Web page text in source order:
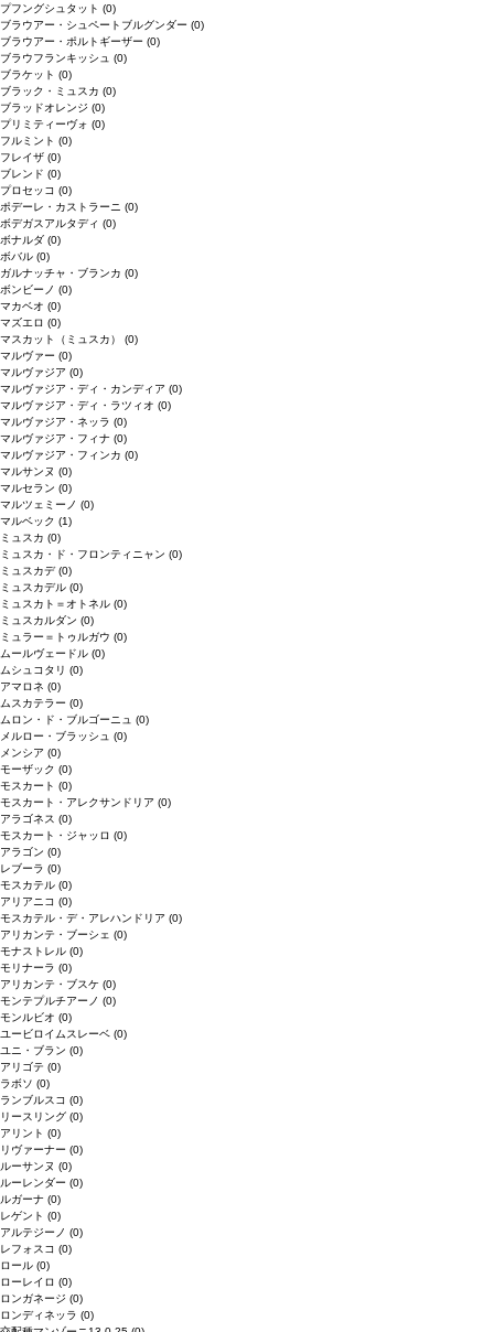
プフングシュタット (0)
ブラウアー・シュペートブルグンダー (0)
ブラウアー・ポルトギーザー (0)
ブラウフランキッシュ (0)
ブラケット (0)
ブラック・ミュスカ (0)
ブラッドオレンジ (0)
プリミティーヴォ (0)
フルミント (0)
フレイザ (0)
ブレンド (0)
プロセッコ (0)
ポデーレ・カストラーニ (0)
ボデガスアルタディ (0)
ボナルダ (0)
ボバル (0)
ガルナッチャ・ブランカ (0)
ボンビーノ (0)
マカベオ (0)
マズエロ (0)
マスカット（ミュスカ） (0)
マルヴァー (0)
マルヴァジア (0)
マルヴァジア・ディ・カンディア (0)
マルヴァジア・ディ・ラツィオ (0)
マルヴァジア・ネッラ (0)
マルヴァジア・フィナ (0)
マルヴァジア・フィンカ (0)
マルサンヌ (0)
マルセラン (0)
マルツェミーノ (0)
マルベック (1)
ミュスカ (0)
ミュスカ・ド・フロンティニャン (0)
ミュスカデ(0)
ミュスカデル (0)
ミュスカト＝オトネル (0)
ミュスカルダン (0)
ミュラー＝トゥルガウ (0)
ムールヴェードル (0)
ムシュコタリ (0)
アマロネ (0)
ムスカテラー (0)
ムロン・ド・ブルゴーニュ (0)
メルロー・ブラッシュ (0)
メンシア (0)
モーザック (0)
モスカート (0)
モスカート・アレクサンドリア (0)
アラゴネス (0)
モスカート・ジャッロ (0)
アラゴン (0)
レブーラ (0)
モスカテル (0)
アリアニコ (0)
モスカテル・デ・アレハンドリア (0)
アリカンテ・ブーシェ (0)
モナストレル (0)
モリナーラ (0)
アリカンテ・ブスケ (0)
モンテプルチアーノ (0)
モンルビオ (0)
ユービロイムスレーベ (0)
ユニ・ブラン (0)
アリゴテ (0)
ラボソ (0)
ランブルスコ (0)
リースリング (0)
アリント (0)
リヴァーナー (0)
ルーサンヌ (0)
ルーレンダー (0)
ルガーナ (0)
レゲント (0)
アルテジーノ (0)
レフォスコ (0)
ロール (0)
ローレイロ (0)
ロンガネージ (0)
ロンディネッラ (0)